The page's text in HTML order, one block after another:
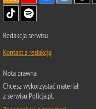
Redakcja serwisu
Kontakt z redakcją
Nota prawna
Chcesz wykorzystać materiał
z serwisu Policja.pl.